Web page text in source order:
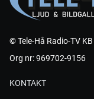
© Tele-Hå Radio-TV KB
Org nr: 969702-9156
KONTAKT